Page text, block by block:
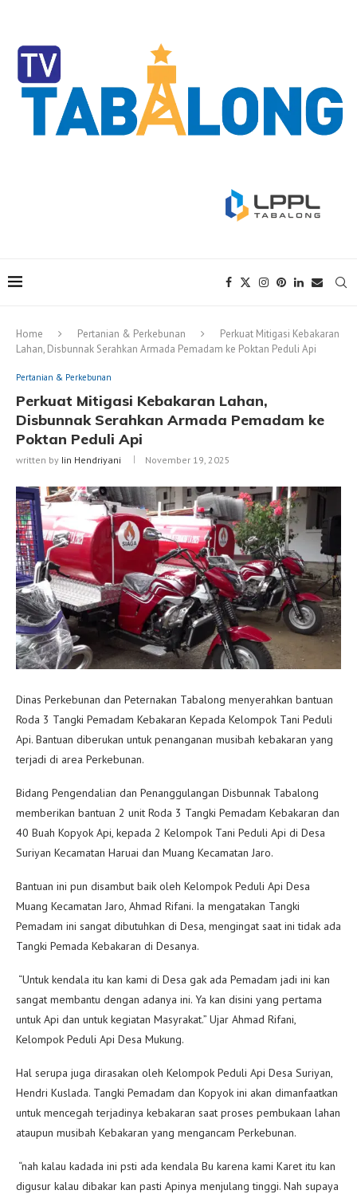
Home Pertanian & Perkebunan
Perkuat Mitigasi Kebakaran
Lahan, Disbunnak Serahkan Armada Pemadam ke Poktan Peduli Api
Pertanian & Perkebunan
Perkuat Mitigasi Kebakaran Lahan,
Disbunnak Serahkan Armada Pemadam ke
Poktan Peduli Api
written by Iin Hendriyani November 19, 2025
Dinas Perkebunan dan Peternakan Tabalong menyerahkan bantuan
Roda 3 Tangki Pemadam Kebakaran Kepada Kelompok Tani Peduli
Api. Bantuan diberukan untuk penanganan musibah kebakaran yang
terjadi di area Perkebunan.
Bidang Pengendalian dan Penanggulangan Disbunnak Tabalong
memberikan bantuan 2 unit Roda 3 Tangki Pemadam Kebakaran dan
40 Buah Kopyok Api, kepada 2 Kelompok Tani Peduli Api di Desa
Suriyan Kecamatan Haruai dan Muang Kecamatan Jaro.
Bantuan ini pun disambut baik oleh Kelompok Peduli Api Desa
Muang Kecamatan Jaro, Ahmad Rifani. Ia mengatakan Tangki
Pemadam ini sangat dibutuhkan di Desa, mengingat saat ini tidak ada
Tangki Pemada Kebakaran di Desanya.
“Untuk kendala itu kan kami di Desa gak ada Pemadam jadi ini kan
sangat membantu dengan adanya ini. Ya kan disini yang pertama
untuk Api dan untuk kegiatan Masyrakat.” Ujar Ahmad Rifani,
Kelompok Peduli Api Desa Mukung.
Hal serupa juga dirasakan oleh Kelompok Peduli Api Desa Suriyan,
Hendri Kuslada. Tangki Pemadam dan Kopyok ini akan dimanfaatkan
untuk mencegah terjadinya kebakaran saat proses pembukaan lahan
ataupun musibah Kebakaran yang mengancam Perkebunan.
“nah kalau kadada ini psti ada kendala Bu karena kami Karet itu kan
digusur kalau dibakar kan pasti Apinya menjulang tinggi. Nah supaya